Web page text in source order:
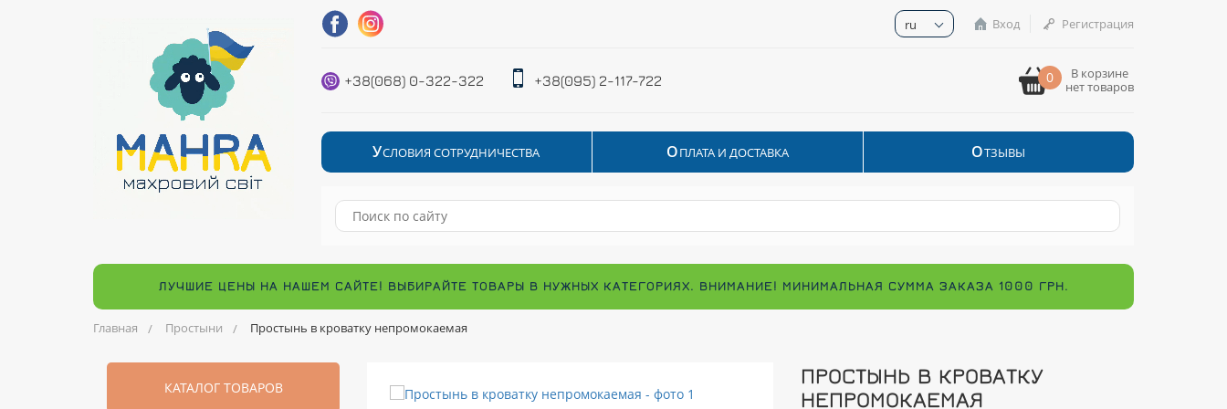
ru Вход Регистрация
+38(068) 0-322-322 +38(095) 2-117-722 0
В корзине
нет товаров
УСЛОВИЯ СОТРУДНИЧЕСТВА ОПЛАТА И ДОСТАВКА ОТЗЫВЫ
ЛУЧШИЕ ЦЕНЫ НА НАШЕМ САЙТЕ! ВЫБИРАЙТЕ ТОВАРЫ В НУЖНЫХ КАТЕГОРИЯХ. ВНИМАНИЕ! МИНИМАЛЬНАЯ СУММА ЗАКАЗА 1000 ГРН.
Главная Простыни Простынь в кроватку непромокаемая
КАТАЛОГ ТОВАРОВ
ПРОСТЫНЬ В КРОВАТКУ
НЕПРОМОКАЕМАЯ